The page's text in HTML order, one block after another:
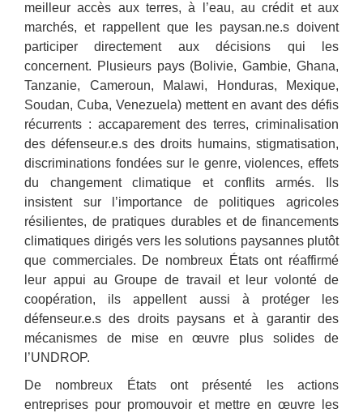
meilleur accès aux terres, à l’eau, au crédit et aux
marchés, et rappellent que les paysan.ne.s doivent
participer directement aux décisions qui les
concernent. Plusieurs pays (Bolivie, Gambie, Ghana,
Tanzanie, Cameroun, Malawi, Honduras, Mexique,
Soudan, Cuba, Venezuela) mettent en avant des défis
récurrents : accaparement des terres, criminalisation
des défenseur.e.s des droits humains, stigmatisation,
discriminations fondées sur le genre, violences, effets
du changement climatique et conflits armés. Ils
insistent sur l’importance de politiques agricoles
résilientes, de pratiques durables et de financements
climatiques dirigés vers les solutions paysannes plutôt
que commerciales. De nombreux États ont réaffirmé
leur appui au Groupe de travail et leur volonté de
coopération, ils appellent aussi à protéger les
défenseur.e.s des droits paysans et à garantir des
mécanismes de mise en œuvre plus solides de
l’UNDROP.
De nombreux États ont présenté les actions
entreprises pour promouvoir et mettre en œuvre les